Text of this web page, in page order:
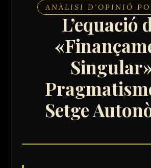
ANÀLISI D’OPINIÓ
L’equació
Setge